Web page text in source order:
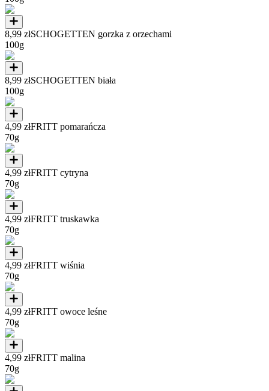
8,99 złSCHOGETTEN gorzka z orzechami
100g
8,99 złSCHOGETTEN biała
100g
4,99 złFRITT pomarańcza
70g
4,99 złFRITT cytryna
70g
4,99 złFRITT truskawka
70g
4,99 złFRITT wiśnia
70g
4,99 złFRITT owoce leśne
70g
4,99 złFRITT malina
70g